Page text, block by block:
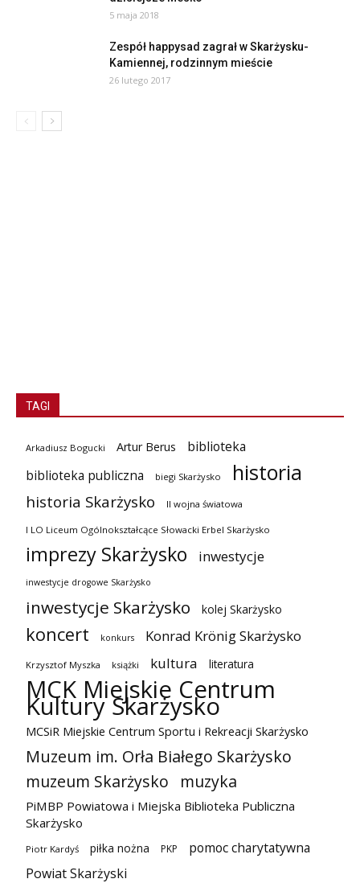
5 maja 2018
Zespół happysad zagrał w Skarżysku-
Kamiennej, rodzinnym mieście
26 lutego 2017
TAGI
Arkadiusz Bogucki Artur Berus
biblioteka
biblioteka publiczna
biegi Skarżysko historia
historia Skarżysko II wojna światowa
I LO Liceum Ogólnokształcące Słowacki Erbel Skarżysko
imprezy Skarżysko inwestycje
inwestycje drogowe Skarżysko
inwestycje Skarżysko kolej Skarżysko
koncert konkurs Konrad Krönig Skarżysko
Krzysztof Myszka książki kultura literatura
MCK Miejskie Centrum
Kultury Skarżysko
MCSiR Miejskie Centrum Sportu i Rekreacji Skarżysko
Muzeum im. Orła Białego Skarżysko
muzeum Skarżysko
muzyka
PiMBP Powiatowa i Miejska Biblioteka Publiczna
Skarżysko
Piotr Kardyś piłka nożna PKP
pomoc charytatywna
Powiat Skarżyski